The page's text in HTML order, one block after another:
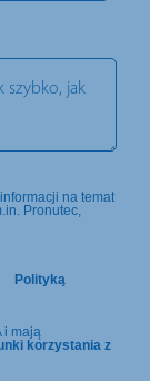
na temat
Pronutec,
Polityką
i mają
korzystania z